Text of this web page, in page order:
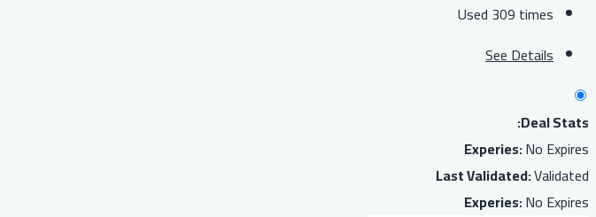
Used 309 times
See Details
Deal Stats:
Experies:No Expires
Last Validated:Validated
Experies:No Expires